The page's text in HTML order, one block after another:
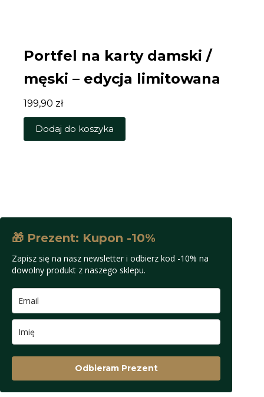
Portfel na karty damski /
męski – edycja limitowana
199,90 zł
Dodaj do koszyka
🎁 Prezent: Kupon -10%
Zapisz się na nasz newsletter i odbierz kod -10% na
dowolny produkt z naszego sklepu.
Odbieram Prezent